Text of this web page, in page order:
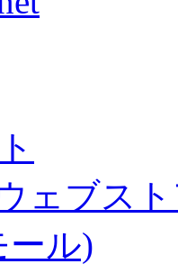
ェブス
ール)